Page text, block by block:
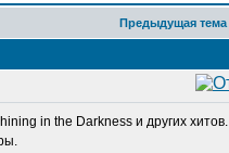
Предыдущая тема
in the Darkness и других хитов.